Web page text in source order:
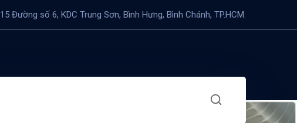
15 Đường số 6, KDC Trung Sơn, Bình Hưng, Bình Chánh, TP.HCM.